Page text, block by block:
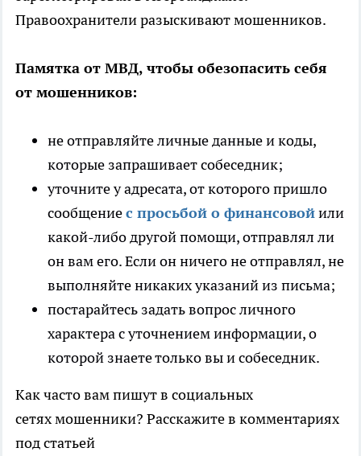
Правоохранители разыскивают мошенников.
Памятка от МВД, чтобы обезопасить себя
от мошенников:
не отправляйте личные данные и коды,
которые запрашивает собеседник;
уточ­ните у адресата, от которого пришло
сообщениес просьбой о финансовойили
какой-либо другой помощи, отправлял ли
он вам его. Если он ничего не от­правлял, не
выполняйте никаких указаний из письма;
постарайтесь задать вопрос личного
характера с уточнением информации, о
которой знаете только вы и собеседник.
Как часто вам пишут в социальных
сетях мошенники? Расскажите в комментариях
под статьей